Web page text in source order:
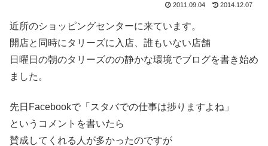
2011.09.04 2014.12.07
近所のショッピングセンターに来ています。
開店と同時にタリーズに入店、誰もいない店舗
日曜日の朝のタリーズのの静かな環境でブログを書き始め
ました。
先日Facebookで「スタバでの仕事は捗りますよね」
というコメントを書いたら
賛成してくれる人が多かったのですが